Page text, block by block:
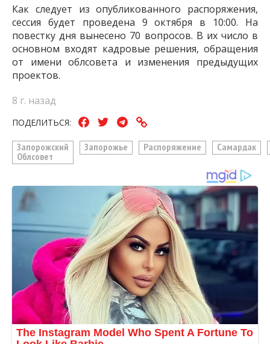
Как следует из опубликованного распоряжения,
сессия будет проведена 9 октября в 10:00. На
повестку дня вынесено 70 вопросов. В их число в
основном входят кадровые решения, обращения
от имени облсовета и изменения предыдущих
проектов.
8 г. назад
ПОДЕЛИТЬСЯ:
Запорожский
Облсовет
Запорожье Распоряжение Самардак